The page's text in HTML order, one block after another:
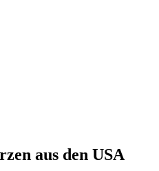
aus den USA